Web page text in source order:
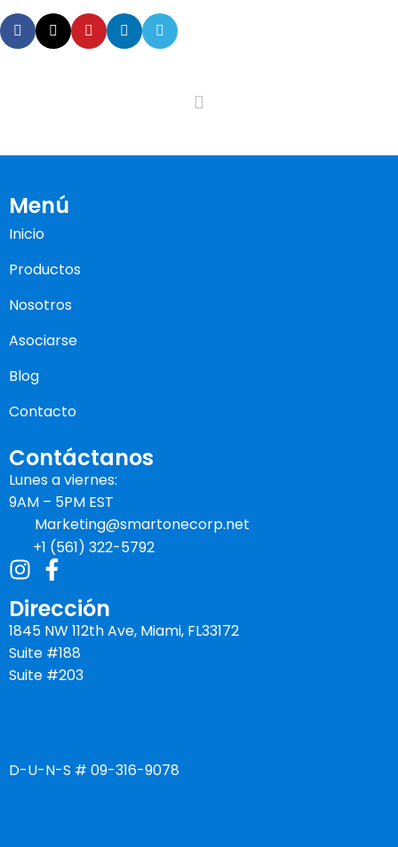
Menú
Inicio
Productos
Nosotros
Asociarse
Blog
Contacto
Contáctanos
Lunes a viernes:
9AM – 5PM EST
Marketing@smartonecorp.net
+1 (561) 322-5792
Dirección
1845 NW 112th Ave, Miami, FL33172
Suite #188
Suite #203
D-U-N-S # 09-316-9078